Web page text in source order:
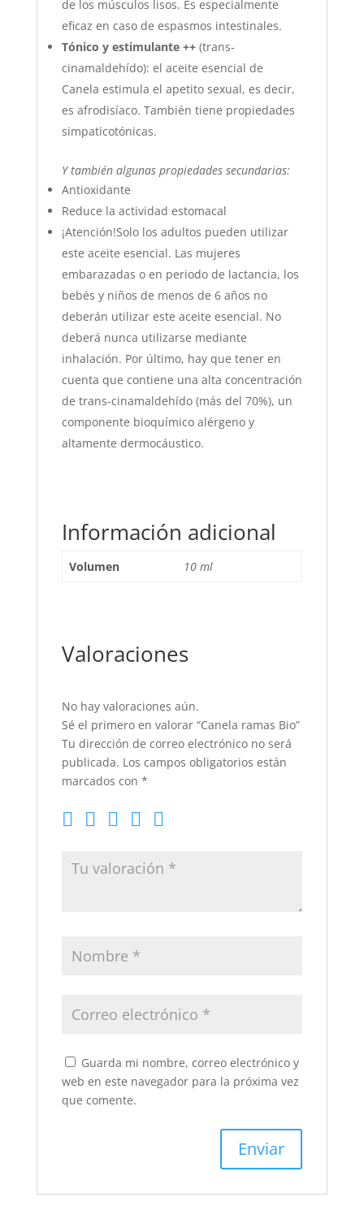
de los músculos lisos. Es especialmente
eficaz en caso de espasmos intestinales.
Tónico y estimulante ++(trans-
cinamaldehído): el aceite esencial de
Canela estimula el apetito sexual, es decir,
es afrodisíaco. También tiene propiedades
simpaticotónicas.
Y también algunas propiedades secundarias:
Antioxidante
Reduce la actividad estomacal
¡Atención!Solo los adultos pueden utilizar
este aceite esencial. Las mujeres
embarazadas o en periodo de lactancia, los
bebés y niños de menos de 6 años no
deberán utilizar este aceite esencial. No
deberá nunca utilizarse mediante
inhalación. Por último, hay que tener en
cuenta que contiene una alta concentración
de trans-cinamaldehído (más del 70%), un
componente bioquímico alérgeno y
altamente dermocáustico.
Información adicional
Volumen 10 ml
Valoraciones
No hay valoraciones aún.
Sé el primero en valorar “Canela ramas Bio”
Tu dirección de correo electrónico no será
publicada. Los campos obligatorios están
marcados con *
Guarda mi nombre, correo electrónico y
web en este navegador para la próxima vez
que comente.